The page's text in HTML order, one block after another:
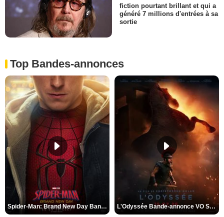
fiction pourtant brillant et qui a
généré 7 millions d'entrées à sa
sortie
Top Bandes-annonces
Spider-Man: Brand New Day Bande-annonce VO STFR L'Odyssée Bande-annonce VO STFR